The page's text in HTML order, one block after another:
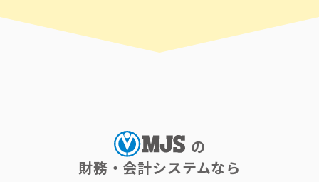
の
財務・会計システムなら